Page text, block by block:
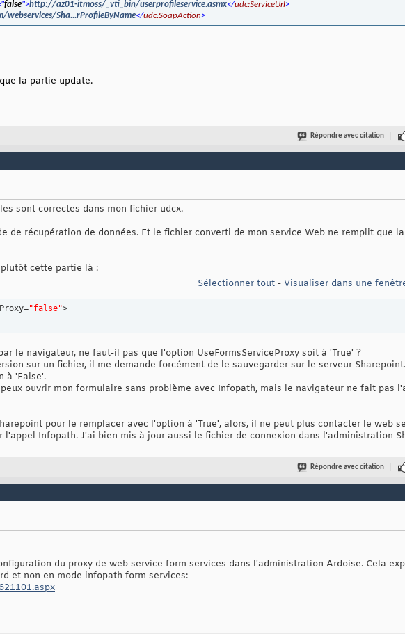
false">http://az01-itmoss/_vti_bin/userprofileservice.asmx</udc:ServiceUrl>
Sha...rProfileByName</udc:SoapAction>
la partie update.
Répondre avec citation
sont correctes dans mon fichier udcx.
de récupération de données. Et le fichier converti de mon service Web ne remplit que
cette partie là :
Sélectionner tout - Visualiser dans une
"false">
le navigateur, ne faut-il pas que l'option UseFormsServiceProxy soit à 'True' ?
sur un fichier, il me demande forcément de le sauvegarder sur le serveur
à 'False'.
ouvrir mon formulaire sans problème avec Infopath, mais le navigateur ne fait pas
pour le remplacer avec l'option à 'True', alors, il ne peut plus contacter le web
l'appel Infopath. J'ai bien mis à jour aussi le fichier de connexion dans l'administration
Répondre avec citation
du proxy de web service form services dans l'administration Ardoise. Cela
et non en mode infopath form services: